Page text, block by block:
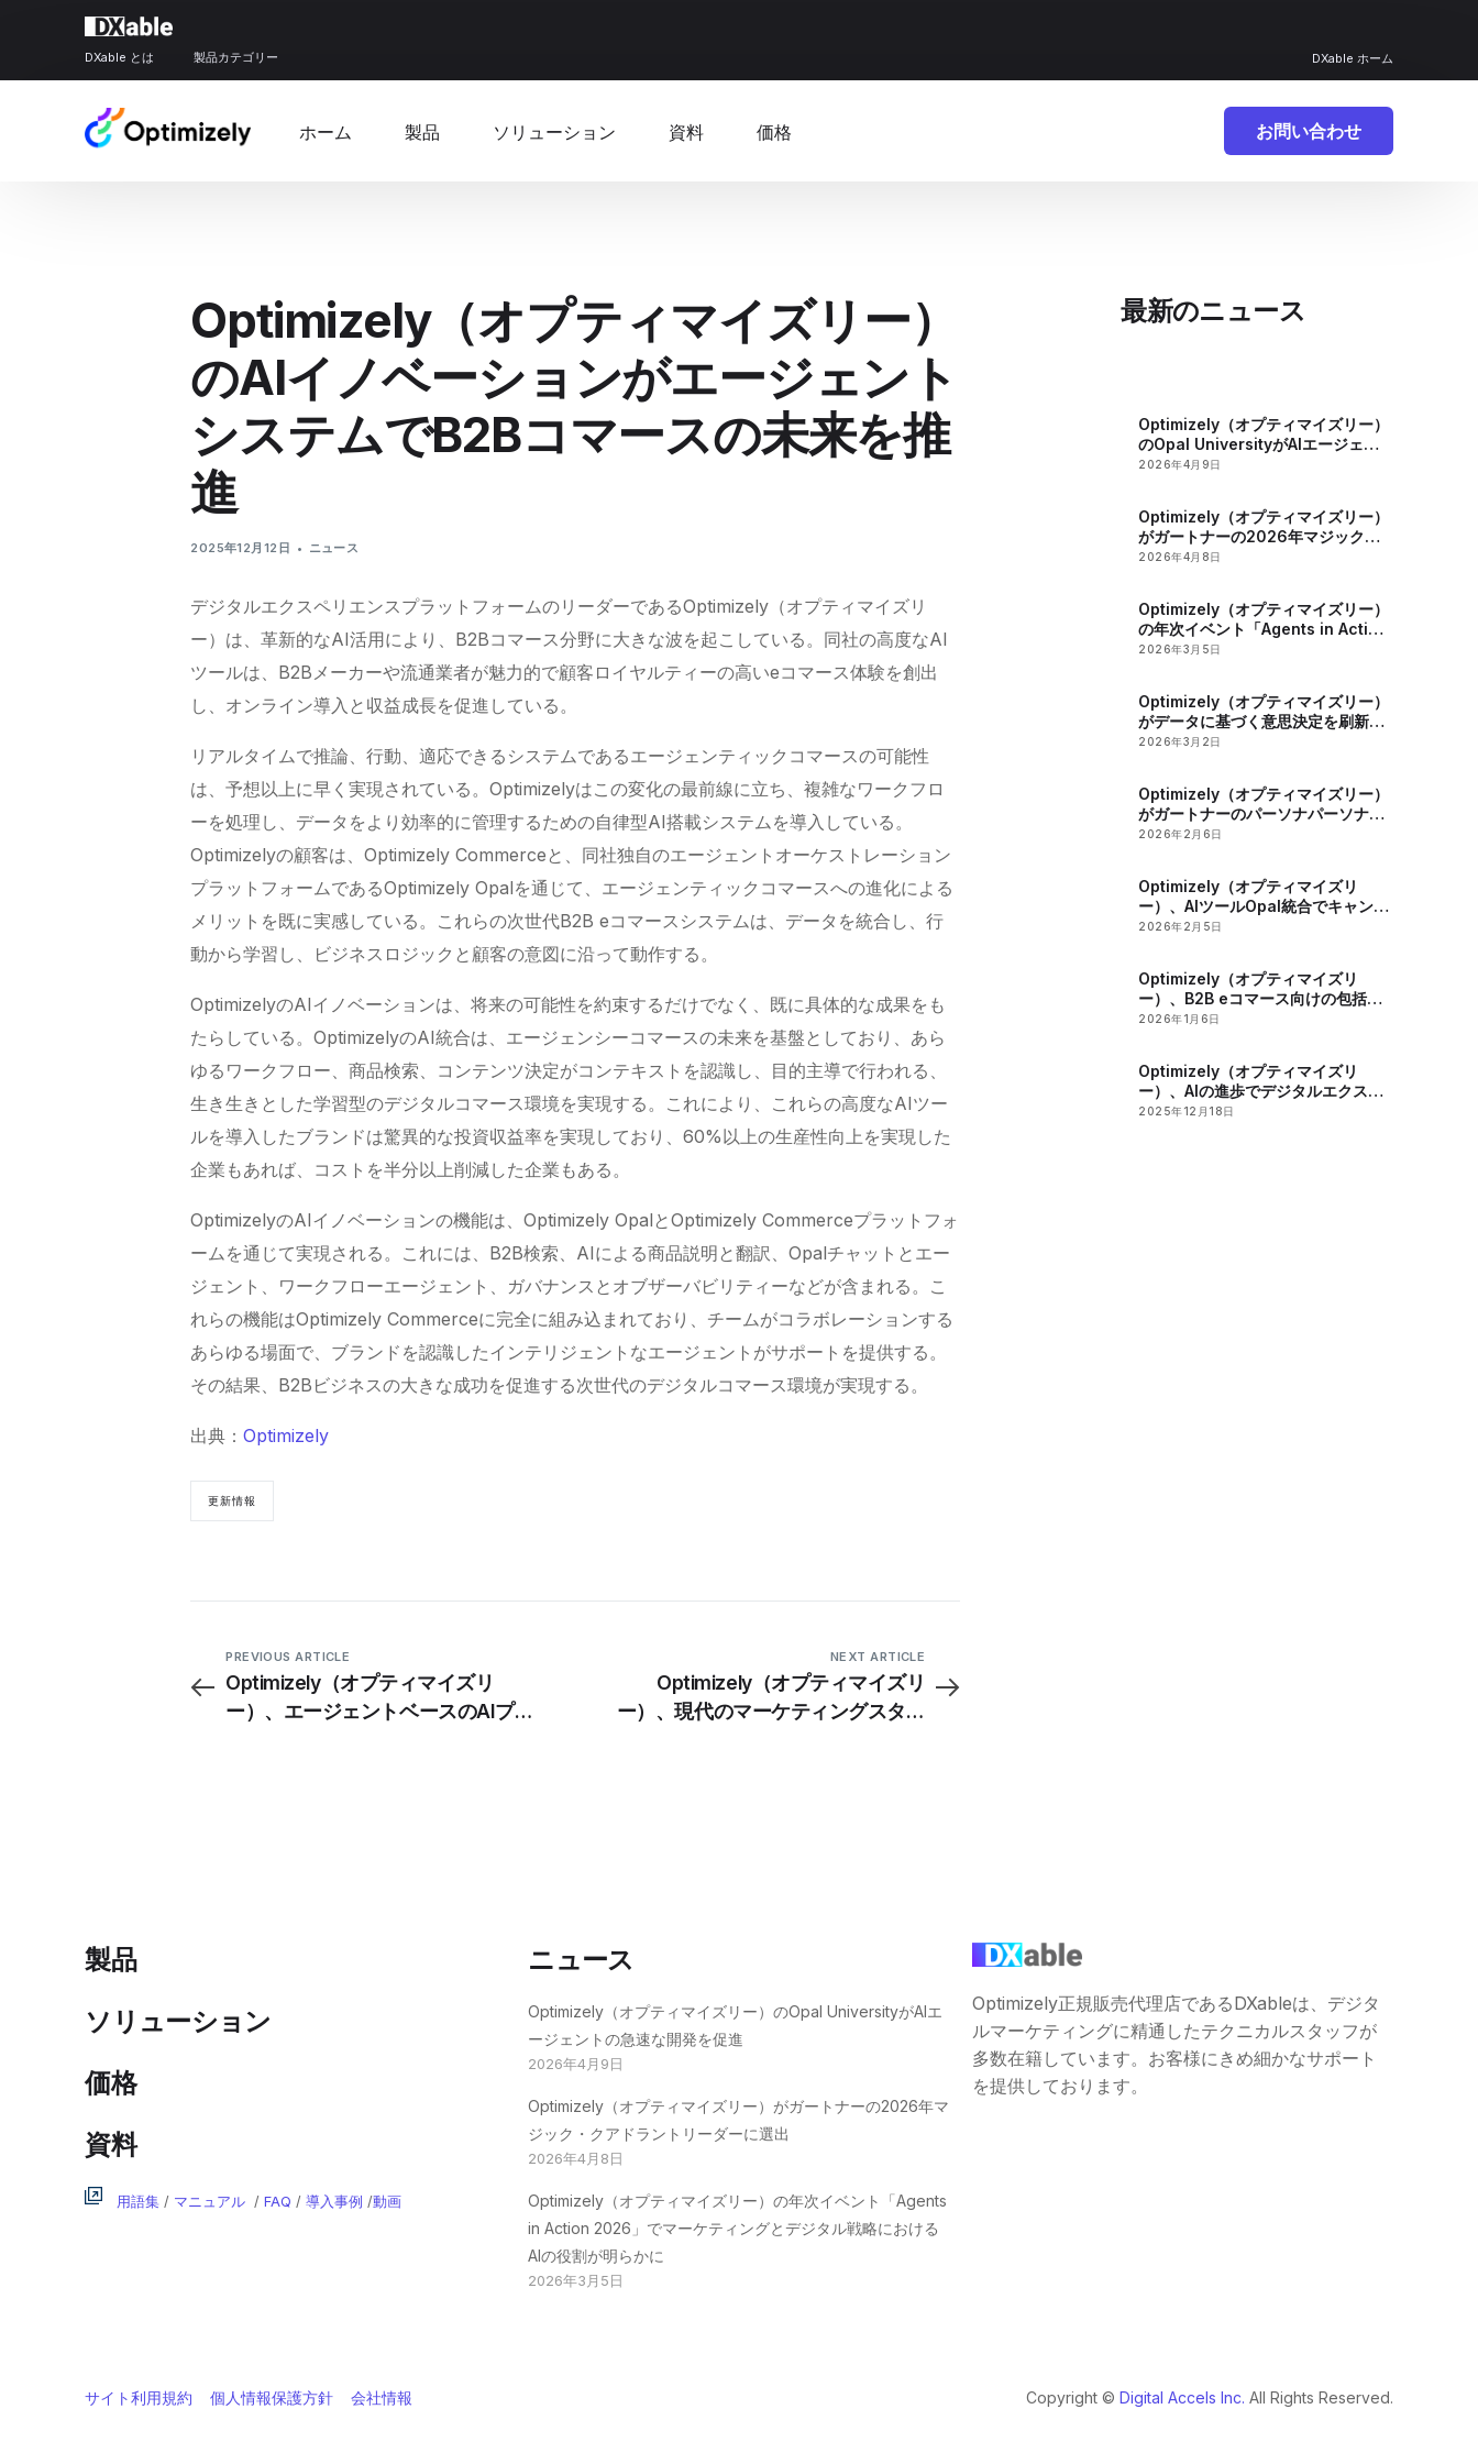
DXable とは 製品カテゴリー DXable ホーム
ホーム 製品 ソリューション 資料 価格 お問い合わせ
Optimizely（オプティマイズリー）
のAIイノベーションがエージェント
システムでB2Bコマースの未来を推
進
2025年12月12日 ニュース
デジタルエクスペリエンスプラットフォームのリーダーであるOptimizely（オプティマイズリ
ー）は、革新的なAI活用により、B2Bコマース分野に大きな波を起こしている。同社の高度なAI
ツールは、B2Bメーカーや流通業者が魅力的で顧客ロイヤルティーの高いeコマース体験を創出
し、オンライン導入と収益成長を促進している。
リアルタイムで推論、行動、適応できるシステムであるエージェンティックコマースの可能性
は、予想以上に早く実現されている。Optimizelyはこの変化の最前線に立ち、複雑なワークフロ
ーを処理し、データをより効率的に管理するための自律型AI搭載システムを導入している。
Optimizelyの顧客は、Optimizely Commerceと、同社独自のエージェントオーケストレーション
プラットフォームであるOptimizely Opalを通じて、エージェンティックコマースへの進化による
メリットを既に実感している。これらの次世代B2B eコマースシステムは、データを統合し、行
動から学習し、ビジネスロジックと顧客の意図に沿って動作する。
OptimizelyのAIイノベーションは、将来の可能性を約束するだけでなく、既に具体的な成果をも
たらしている。OptimizelyのAI統合は、エージェンシーコマースの未来を基盤としており、あら
ゆるワークフロー、商品検索、コンテンツ決定がコンテキストを認識し、目的主導で行われる、
生き生きとした学習型のデジタルコマース環境を実現する。これにより、これらの高度なAIツー
ルを導入したブランドは驚異的な投資収益率を実現しており、60%以上の生産性向上を実現した
企業もあれば、コストを半分以上削減した企業もある。
OptimizelyのAIイノベーションの機能は、Optimizely OpalとOptimizely Commerceプラットフォ
ームを通じて実現される。これには、B2B検索、AIによる商品説明と翻訳、Opalチャットとエー
ジェント、ワークフローエージェント、ガバナンスとオブザーバビリティーなどが含まれる。こ
れらの機能はOptimizely Commerceに完全に組み込まれており、チームがコラボレーションする
あらゆる場面で、ブランドを認識したインテリジェントなエージェントがサポートを提供する。
その結果、B2Bビジネスの大きな成功を促進する次世代のデジタルコマース環境が実現する。
出典：Optimizely
更新情報
PREVIOUS ARTICLE
Optimizely（オプティマイズリ
ー）、エージェントベースのAIプラ
NEXT ARTICLE
Optimizely（オプティマイズリ
ー）、現代のマーケティングスタッ
最新のニュース
Optimizely（オプティマイズリー）
のOpal UniversityがAIエージェン
トの急速な開発を促進
2026年4月9日
Optimizely（オプティマイズリー）
がガートナーの2026年マジック・
クアドラントリーダーに選出
2026年4月8日
Optimizely（オプティマイズリー）
の年次イベント「Agents in Action
2026」でマーケティングとデジタ
2026年3月5日
Optimizely（オプティマイズリー）
がデータに基づく意思決定を刷新す
る影響力探索ツールを発表
2026年3月2日
Optimizely（オプティマイズリー）
がガートナーのパーソナパーソナラ
イゼーションエンジン部門のマジッ
2026年2月6日
Optimizely（オプティマイズリ
ー）、AIツールOpal統合でキャンペ
ーン管理とコンテンツ最適化を強化
2026年2月5日
Optimizely（オプティマイズリ
ー）、B2B eコマース向けの包括的
なAI統合チェックリストを公開
2026年1月6日
Optimizely（オプティマイズリ
ー）、AIの進歩でデジタルエクスペ
リエンスを変革し、2025年に業界
2025年12月18日
製品
ソリューション
価格
資料
用語集 / マニュアル / FAQ / 導入事例 /動画
ニュース
Optimizely（オプティマイズリー）のOpal UniversityがAIエ
ージェントの急速な開発を促進
2026年4月9日
Optimizely（オプティマイズリー）がガートナーの2026年マ
ジック・クアドラントリーダーに選出
2026年4月8日
Optimizely（オプティマイズリー）の年次イベント「Agents
in Action 2026」でマーケティングとデジタル戦略における
AIの役割が明らかに
2026年3月5日
Optimizely正規販売代理店であるDXableは、デジタ
ルマーケティングに精通したテクニカルスタッフが
多数在籍しています。お客様にきめ細かなサポート
を提供しております。
サイト利用規約 個人情報保護方針 会社情報 Copyright ©️ Digital Accels Inc. All Rights Reserved.